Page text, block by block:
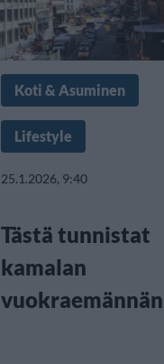
Koti & Asuminen
Lifestyle
25.1.2026, 9:40
Tästä tunnistat
kamalan
vuokraemännän